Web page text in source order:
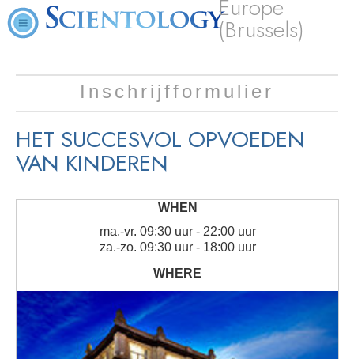
Europe
(Brussels)
Inschrijfformulier
HET SUCCESVOL OPVOEDEN
VAN KINDEREN
ma.-vr. 09:30 uur - 22:00 uur
za.-zo. 09:30 uur - 18:00 uur